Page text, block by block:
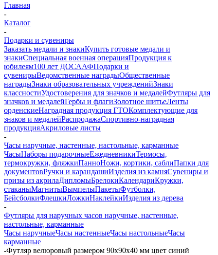
Главная
-
Каталог
-
Подарки и сувениры
Заказать медали и знакиКупить готовые медали и
знакиСпециальная военная операцияПродукция к
юбилеям100 лет ДОСААФПодарки и
сувенирыВедомственные наградыОбщественные
наградыЗнаки образовательных учрежденийЗнаки
классностиУдостоверения для значков и медалейФутляры для
значков и медалейГербы и флагиЗолотное шитьеЛенты
орденскиеНаградная продукция ГТОКомплектующие для
знаков и медалейРаспродажаСпортивно-наградная
продукцияАкриловые листы
-
Часы наручные, настенные, настольные, карманные
ЧасыНаборы подарочныеЕжедневникиТермосы,
термокружки, фляжкиПанноНожи, кортики, саблиПапки для
документовРучки и карандашиИзделия из камняСувениры и
призы из акрилаДипломыБрелокиКалендариКружки,
стаканыМагнитыВымпелыПакетыФутболки,
БейсболкиФлешкиЛожкиНаклейкиИзделия из дерева
-
Футляры для наручных часов наручные, настенные,
настольные, карманные
Часы наручныеЧасы настенныеЧасы настольныеЧасы
карманные
-Футляр велюровый размером 90х90х40 мм цвет синий